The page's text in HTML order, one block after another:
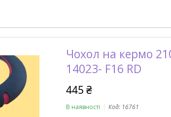
Чохол на кермо
14023- F16 RD
445 ₴
В наявності Код: 16761